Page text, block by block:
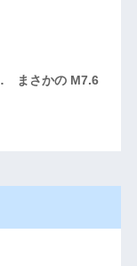
まさかの M7.6